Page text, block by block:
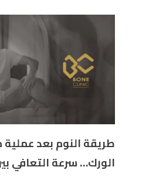
طريقة النوم بعد
الورك… سرعة التعافي